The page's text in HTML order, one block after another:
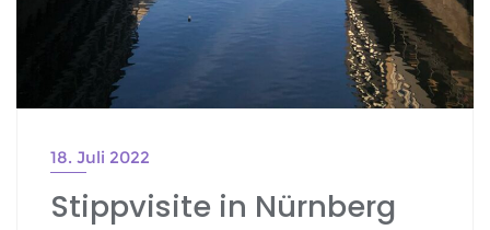
18. Juli 2022
Stippvisite in Nürnberg